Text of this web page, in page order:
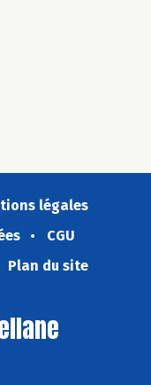
légales
CGU
Plan du site